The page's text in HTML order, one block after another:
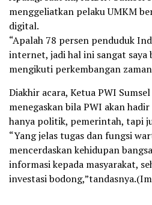
menggeliatkan pelaku UMKM
digital.
“Apalah 78 persen penduduk
internet, jadi hal ini sangat saya
mengikuti perkembangan
Diakhir acara, Ketua PWI
menegaskan bila PWI akan
hanya politik, pemerintah, tapi
“Yang jelas tugas dan fungsi
mencerdaskan kehidupan
informasi kepada masyarakat,
investasi